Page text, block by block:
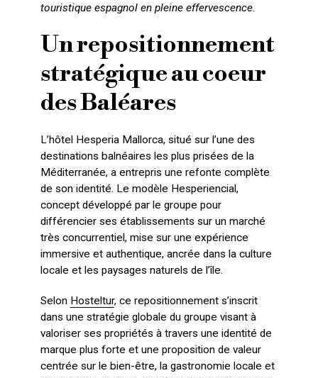
touristique espagnol en pleine effervescence.
Un repositionnement
stratégique au coeur
des Baléares
L’hôtel Hesperia Mallorca, situé sur l’une des
destinations balnéaires les plus prisées de la
Méditerranée, a entrepris une refonte complète
de son identité. Le modèle Hesperiencial,
concept développé par le groupe pour
différencier ses établissements sur un marché
très concurrentiel, mise sur une expérience
immersive et authentique, ancrée dans la culture
locale et les paysages naturels de l’île.
Selon Hosteltur, ce repositionnement s’inscrit
dans une stratégie globale du groupe visant à
valoriser ses propriétés à travers une identité de
marque plus forte et une proposition de valeur
centrée sur le bien-être, la gastronomie locale et